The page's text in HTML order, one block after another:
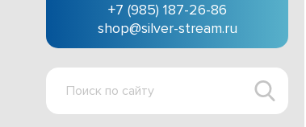
+7 (985) 187-26-86
shop@silver-stream.ru
Поиск
сайту